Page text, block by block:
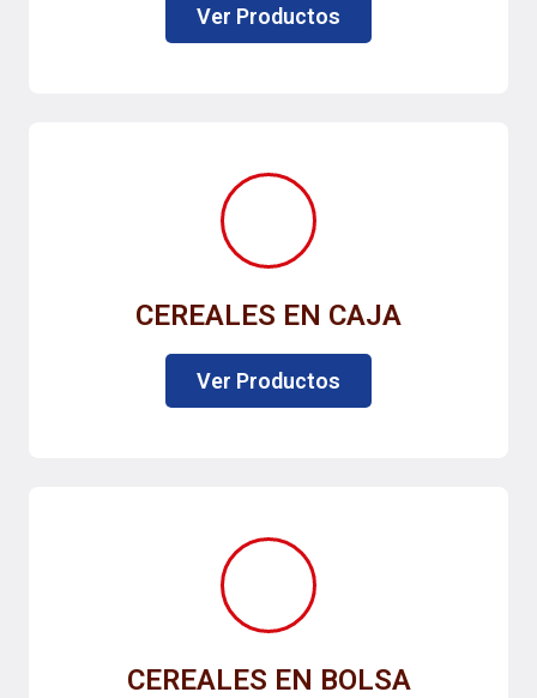
Ver Productos
CEREALES EN CAJA
Ver Productos
CEREALES EN BOLSA